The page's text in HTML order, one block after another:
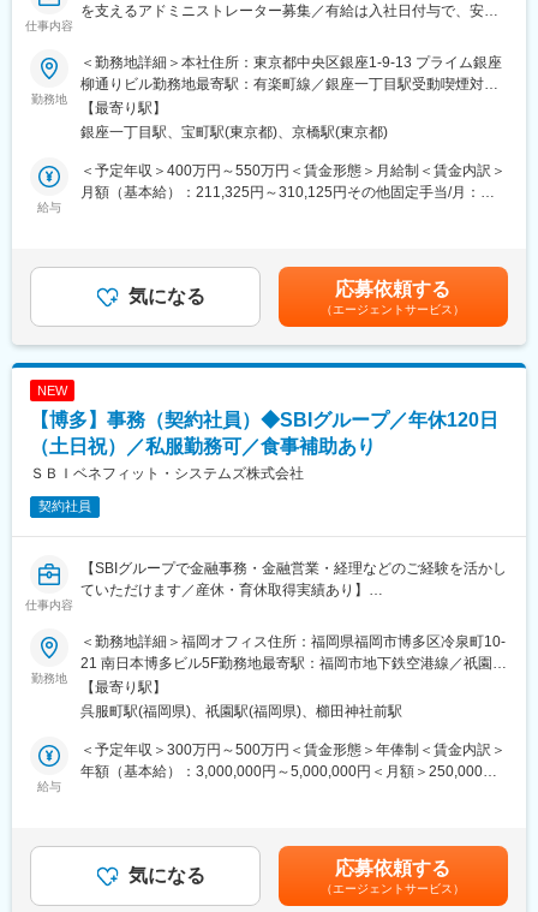
仕事内容
を支えるアドミニストレーター募集／有給は入社日付与で、安定
■業務概要：
不動産取引に関する事務全般（稟議、ファイリング、顧客対応
等）をお任せします。
■具体的には：
◇稟議申請
◇顧客管理
◇来客対応
◇ファイリング
■当社について：
ける星、北極星。
当社の経営の柱である不動産投資領域では、世界有数のマーケッ
トである東京を舞台に事業を展開しています。ビジネス環境の変
等を強みとして、安定的な経営基盤の構築を目指して戦略的に取
り組んでいます。
変更の範囲：会社の定める業務
勤務地
＜勤務地詳細＞本社住所：東京都中央区銀座1-9-13 プライム銀座
柳通りビル勤務地最寄駅：有楽町線／銀座一丁目駅受動喫煙対
策：敷地内喫煙可能場所あり変更の範囲：会社の定める場所
【最寄り駅】
銀座一丁目駅、宝町駅(東京都)、京橋駅(東京都)
給与
＜予定年収＞400万円～550万円＜賃金形態＞月給制＜賃金内訳＞
月額（基本給）：211,325円～310,125円その他固定手当/月：
業手当＞有＜給与補足＞※賞与には別途変動賞与（インセンティ
ブ）が上乗せされます。■その他固定手当：選択金賃金はあくまで
も目安の金額であり、選考を通じて上下する可能性があります。
月給(月額)は固定手当を含めた表記です。
気になる 応募依頼する
（エージェントサービス）
NEW
【博多】事務（契約社員）◆SBIグループ／年休120日
（土日祝）／私服勤務可／食事補助あり
ＳＢＩベネフィット・システムズ株式会社
契約社員
仕事内容
【SBIグループで金融事務・金融営業・経理などのご経験を活かし
ていただけます／産休・育休取得実績あり】
確定拠出年金の給付業務（老齢給付、障害給付）です。請求書類
の受付から給付金振込までの一連のオペレーション業務をご担当
いただきます。
■職務詳細
1.書類受付
・マニュアルに従って、書類がしっかり揃っているのか、正しく
受け取りになれるのか判断をします。
3.源泉徴収事務
勤務地
＜勤務地詳細＞福岡オフィス住所：福岡県福岡市博多区冷泉町10-
21 南日本博多ビル5F勤務地最寄駅：福岡市地下鉄空港線／祇園駅
受動喫煙対策：屋内全面禁煙変更の範囲：会社の定める事業所
【最寄り駅】
呉服町駅(福岡県)、祇園駅(福岡県)、櫛田神社前駅
給与
＜予定年収＞300万円～500万円＜賃金形態＞年俸制＜賃金内訳＞
年額（基本給）：3,000,000円～5,000,000円＜月額＞250,000円
月※業績・評価に応じて支給）・給与改定：年1回賃金はあくまで
も目安の金額であり、選考を通じて上下する可能性があります。
月給(月額)は固定手当を含めた表記です。
気になる 応募依頼する
（エージェントサービス）